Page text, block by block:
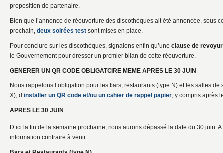
proposition de partenaire.
Bien que l’annonce de réouverture des discothèques ait été annoncée, sous
prochain, deux soirées test sont mises en place.
Pour conclure sur les discothèques, signalons enfin qu’une clause de
le Gouvernement pour dresser un premier bilan de cette réouverture.
GENERER UN QR CODE OBLIGATOIRE MEME APRES LE 30 JUIN
Nous rappelons l’obligation pour les bars, restaurants (type N) et les salles
X), d’installer un QR code et/ou un cahier de rappel papier, y compris après
APRES LE 30 JUIN
D’ici la fin de la semaine prochaine, nous aurons dépassé la date du 30 juin. A
information contraire à venir :